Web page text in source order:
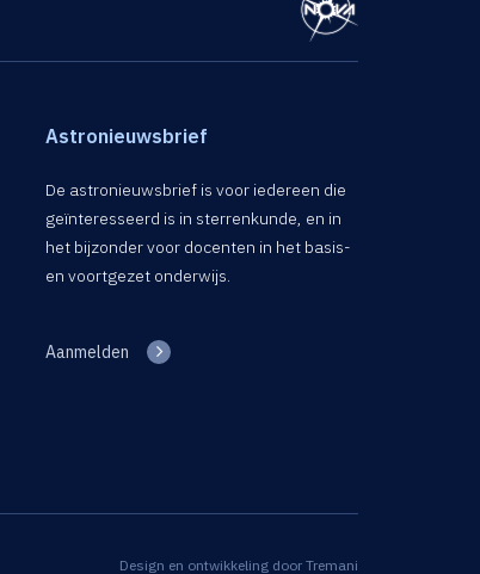
Astronieuwsbrief
De astronieuwsbrief is voor iedereen die
geïnteresseerd is in sterrenkunde, en in
het bijzonder voor docenten in het basis-
en voortgezet onderwijs.
Aanmelden
Design en ontwikkeling door Tremani